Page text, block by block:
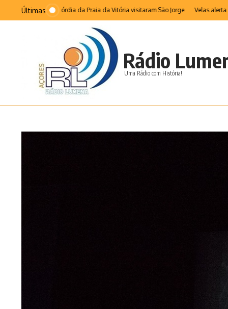
Ir para o conteúdo
Últimas
da Misericórdia da Praia da Vitória visitaram São Jorge Velas alerta para
Rádio
Uma Rádio com História!